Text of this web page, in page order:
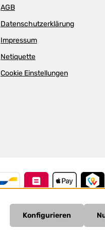
AGB
Datenschutzerklärung
Impressum
Netiquette
Cookie Einstellungen
Konfigurieren